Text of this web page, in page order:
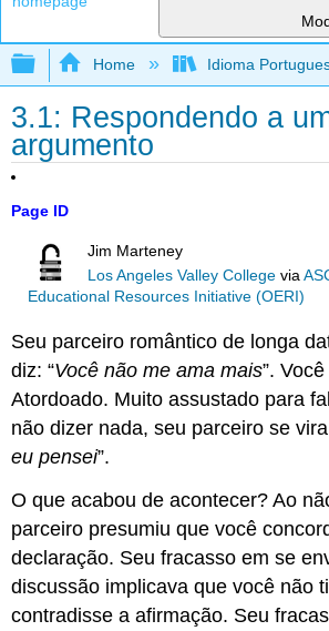
Expand/collapse global
Home Idioma
3.1: Respondendo a
argumento
Page ID
Jim Marteney
Los Angeles Valley College via
Educational Resources Initiative (OERI)
Seu parceiro romântico de longa
diz: “Você não me ama mais”.
Atordoado. Muito assustado para
não dizer nada, seu parceiro se
eu pensei”.
O que acabou de acontecer? Ao
parceiro presumiu que você
declaração. Seu fracasso em se
discussão implicava que você não
contradisse a afirmação. Seu